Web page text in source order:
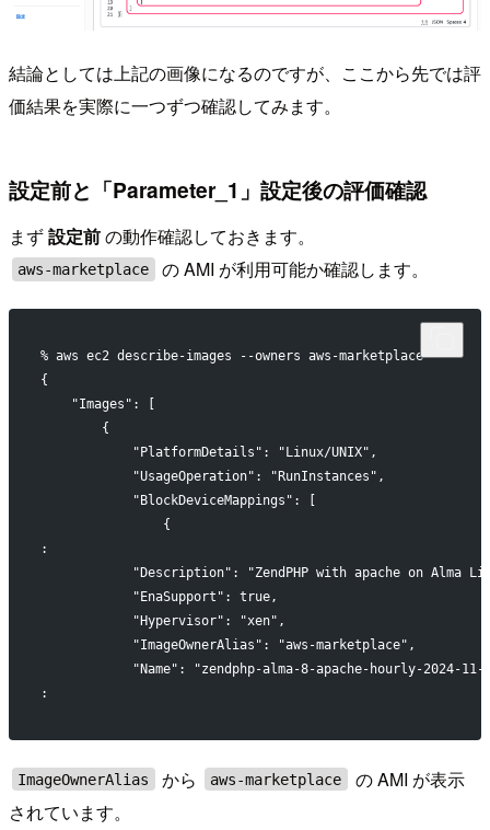
結論としては上記の画像になるのですが、ここから先では評
価結果を実際に一つずつ確認してみます。
設定前と「Parameter_1」設定後の評価確認
まず設定前の動作確認しておきます。
aws-marketplace の AMI が利用可能か確認します。
% aws ec2 describe-images --owners aws-marketplace
{
    "Images": [
        {
            "PlatformDetails": "Linux/UNIX",
            "UsageOperation": "RunInstances",
            "BlockDeviceMappings": [
                {
:
"Description": "ZendPHP with apache on Alma
            "EnaSupport": true,
            "Hypervisor": "xen",
            "ImageOwnerAlias": "aws-marketplace",
"Name": "zendphp-alma-8-apache-hourly-2024-
:
ImageOwnerAlias から aws-marketplace
の AMI が表示
されています。